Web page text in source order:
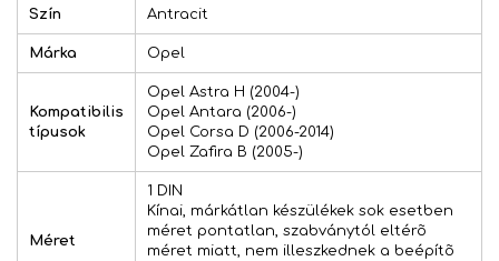
Szín Antracit
Márka Opel
Kompatibilis
típusok
Opel Astra H (2004-)
Opel Antara (2006-)
Opel Corsa D (2006-2014)
Opel Zafira B (2005-)
Méret
1 DIN
Kínai, márkátlan készülékek sok esetben
méret pontatlan, szabványtól eltérõ
méret miatt, nem illeszkednek a beépítõ